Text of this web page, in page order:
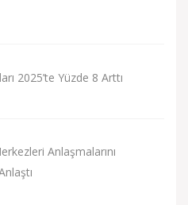
2025’te Yüzde 8 Arttı
Anlaşmalarını